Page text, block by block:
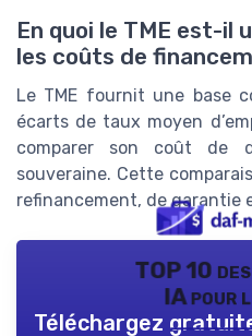
En quoi le TME est-il
les coûts de
Le TME fournit une base
écarts de taux moyen
comparer son coût de
souveraine. Cette
refinancement, de garantie
TOP 10
IA pour
Téléchargez